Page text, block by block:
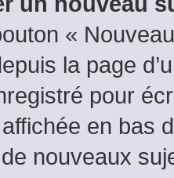
«
la page
pour
en bas
nouveaux